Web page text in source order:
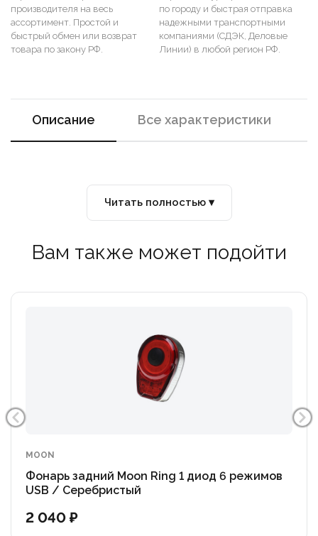
производителя на весь
ассортимент. Простой и
быстрый обмен или возврат
товара по закону РФ.
по городу и быстрая отправка
надежными транспортными
компаниями (СДЭК, Деловые
Линии) в любой регион РФ.
Описание Все характеристики
Читать полностью ▾
Вам также может подойти
MOON
Фонарь задний Moon Ring 1 диод 6 режимов
USB / Серебристый
2 040 ₽